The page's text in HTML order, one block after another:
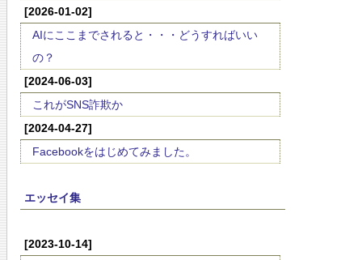
[2026-01-02]
AIにここまでされると・・・どうすればいい
の？
[2024-06-03]
これがSNS詐欺か
[2024-04-27]
Facebookをはじめてみました。
エッセイ集
[2023-10-14]